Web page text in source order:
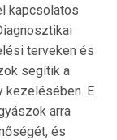
kapcsolatos
terveken és
segítik a
kezelésében. E
arra
és